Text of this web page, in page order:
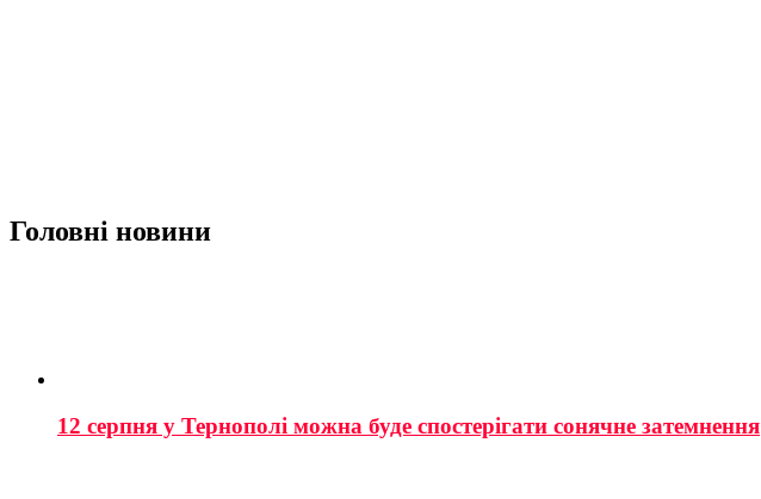
Головні новини
12 серпня у Тернополі можна буде спостерігати сонячне затемнення